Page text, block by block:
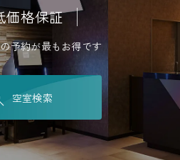
価格保証
予約が最もお得です
空室検索